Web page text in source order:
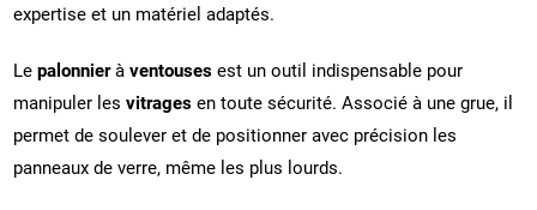
expertise et un matériel adaptés.
Lepalonnieràventouses est un outil indispensable pour
manipuler lesvitrages en toute sécurité. Associé à une grue, il
permet de soulever et de positionner avec précision les
panneaux de verre, même les plus lourds.